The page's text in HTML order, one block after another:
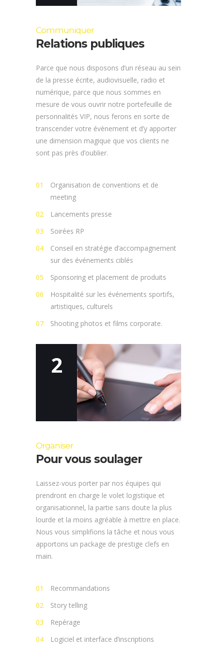
Communiquer
Relations publiques
Parce que nous disposons d’un réseau au sein
de la presse écrite, audiovisuelle, radio et
numérique, parce que nous sommes en
mesure de vous ouvrir notre portefeuille de
personnalités VIP, nous ferons en sorte de
transcender votre évènement et d’y apporter
une dimension magique que vos clients ne
sont pas près d’oublier.
Organisation de conventions et de
meeting
Lancements presse
Soirées RP
Conseil en stratégie d’accompagnement
sur des événements ciblés
Sponsoring et placement de produits
Hospitalité sur les événements sportifs,
artistiques, culturels
Shooting photos et films corporate.
2
Organiser
Pour vous soulager
Laissez-vous porter par nos équipes qui
prendront en charge le volet logistique et
organisationnel, la partie sans doute la plus
lourde et la moins agréable à mettre en place.
Nous vous simplifions la tâche et nous vous
apportons un package de prestige clefs en
main.
Recommandations
Story telling
Repérage
Logiciel et interface d’inscriptions